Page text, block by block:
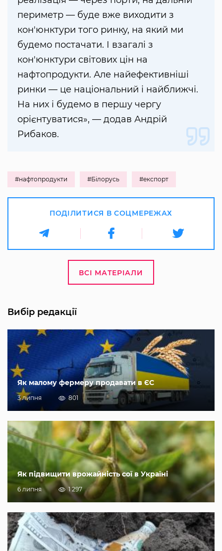
периметр — буде вже виходити з
кон'юнктури того ринку, на який ми
будемо постачати. І взагалі з
кон'юнктури світових цін на
нафтопродукти. Але найефективніші
ринки — це національний і найближчі.
На них і будемо в першу чергу
орієнтуватися», — додав Андрій
Рибаков.
#нафтопродукти #Білорусь #експорт
ПОДІЛИТИСЯ В СОЦМЕРЕЖАХ
ВСІ МАТЕРІАЛИ
Вибір редакції
Як малому фермеру продавати в ЄС
3 липня 801
Як підвищити врожайність сої в Україні
6 липня 1 297